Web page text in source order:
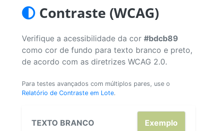
Contraste (WCAG)
Verifique a acessibilidade da cor #bdcb89
como cor de fundo para texto branco e preto,
de acordo com as diretrizes WCAG 2.0.
Para testes avançados com múltiplos pares, use o
Relatório de Contraste em Lote.
TEXTO BRANCO Exemplo